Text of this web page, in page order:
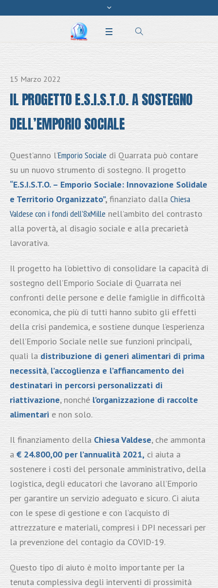
15 Marzo 2022
IL PROGETTO E.S.I.S.T.O. A SOSTEGNO
DELL’EMPORIO SOCIALE
Quest’anno l’Emporio Sociale di Quarrata può contare
su un nuovo strumento di sostegno. Il progetto
“E.S.I.S.T.O. – Emporio Sociale: Innovazione Solidale
e Territorio Organizzato”, finanziato dallaChiesa
Valdese con i fondi dell’8xMille nell’ambito del contrasto
alla povertà, al disagio sociale e alla precarietà
lavorativa.
Il progetto ha l’obiettivo di consolidare la capacità di
sostegno dell’Emporio Sociale di Quarrata nei
confronti delle persone e delle famiglie in difficoltà
economica, che più di tutti hanno subito gli effetti
della crisi pandemica, e sostiene dunque l’esperienza
dell’Emporio Sociale nelle sue funzioni principali,
quali ladistribuzione di generi alimentari di prima
necessità, l’accoglienza e l’affiancamento dei
destinatari in percorsi personalizzati di
riattivazione, nonché l’organizzazione di raccolte
alimentari e non solo.
Il finanziamento dellaChiesa Valdese, che ammonta
a € 24.800,00 per l’annualità 2021, ci aiuta a
sostenere i costi del personale amministrativo, della
logistica, degli educatori che lavorano all’Emporio
per garantire un servizio adeguato e sicuro. Ci aiuta
con le spese di gestione e con l’acquisto di
attrezzature e materiali, compresi i DPI necessari per
la prevenzione del contagio da COVID-19.
Questo tipo di aiuto è molto importante per la
tenuta complessiva degli interventi di prossimità